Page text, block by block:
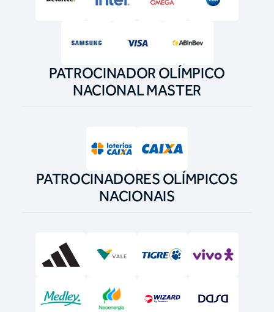
PATROCINADOR OLÍMPICO
NACIONAL MASTER
PATROCINADORES OLÍMPICOS
NACIONAIS